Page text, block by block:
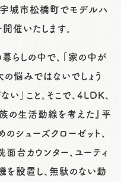
宇城市松橋町でモデルハ
催いたします。
らしの中で、「家の中が
悩みではないでしょう
」こと。そこで、4LDK、
の生活動線を考えた』平
シューズクローゼット、
台カウンター、ユーティ
を設置し、無駄のない動